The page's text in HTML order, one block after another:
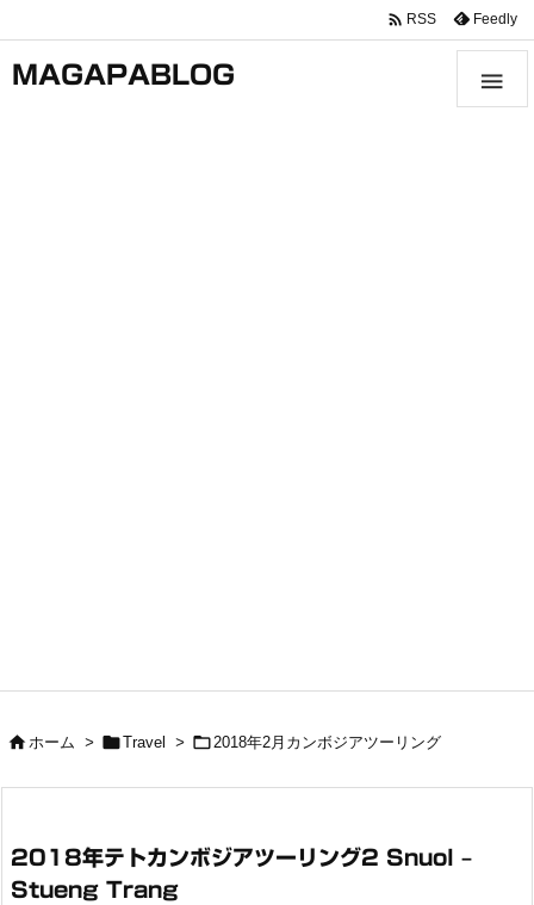
MAGAPABLOG 
 RSS Feedly
ホーム > Travel > 2018年2月カンボジアツーリング
2018年テトカンボジアツーリング2 Snuol –
Stueng Trang